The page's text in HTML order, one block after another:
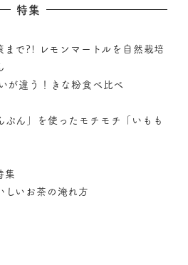
特集
まで?! レモンマートルを自然栽培
が違う！きな粉食べ比べ
ん」を使ったモチモチ「いもも
集
いお茶の淹れ方